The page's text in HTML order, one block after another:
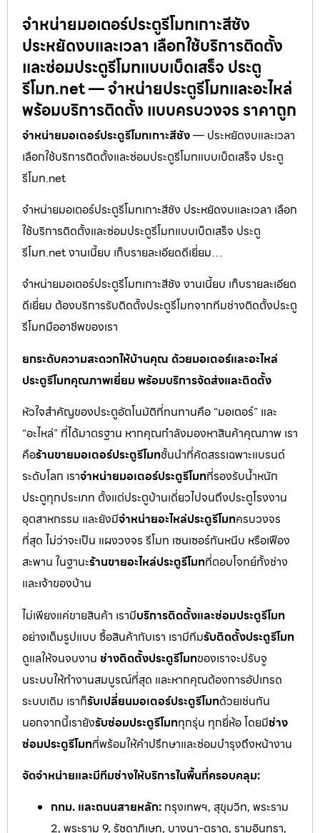
จำหน่ายมอเตอร์ประตูรีโมทเกาะสีชัง
ประหยัดงบและเวลา เลือกใช้บริการติดตั้ง
และซ่อมประตูรีโมทแบบเบ็ดเสร็จ ประตู
รีโมท.net — จำหน่ายประตูรีโมทและอะไหล่
พร้อมบริการติดตั้ง แบบครบวงจร ราคาถูก
จำหน่ายมอเตอร์ประตูรีโมทเกาะสีชัง— ประหยัดงบและเวลา
เลือกใช้บริการติดตั้งและซ่อมประตูรีโมทแบบเบ็ดเสร็จ ประตู
รีโมท.net
จำหน่ายมอเตอร์ประตูรีโมทเกาะสีชัง ประหยัดงบและเวลา เลือก
ใช้บริการติดตั้งและซ่อมประตูรีโมทแบบเบ็ดเสร็จ ประตู
รีโมท.net งานเนี้ยบ เก็บรายละเอียดดีเยี่ยม…
จำหน่ายมอเตอร์ประตูรีโมทเกาะสีชัง งานเนี้ยบ เก็บรายละเอียด
ดีเยี่ยม ต้องบริการรับติดตั้งประตูรีโมทจากทีมช่างติดตั้งประตู
รีโมทมืออาชีพของเรา
ยกระดับความสะดวกให้บ้านคุณ ด้วยมอเตอร์และอะไหล่
ประตูรีโมทคุณภาพเยี่ยม พร้อมบริการจัดส่งและติดตั้ง
หัวใจสำคัญของประตูอัตโนมัติที่ทนทานคือ “มอเตอร์” และ
“อะไหล่” ที่ได้มาตรฐาน หากคุณกำลังมองหาสินค้าคุณภาพ เรา
คือร้านขายมอเตอร์ประตูรีโมทชั้นนำที่คัดสรรเฉพาะแบรนด์
ระดับโลก เราจำหน่ายมอเตอร์ประตูรีโมทที่รองรับน้ำหนัก
ประตูทุกประเภท ตั้งแต่ประตูบ้านเดี่ยวไปจนถึงประตูโรงงาน
อุตสาหกรรม และยังมีจำหน่ายอะไหล่ประตูรีโมทครบวงจร
ที่สุด ไม่ว่าจะเป็น แผงวงจร รีโมท เซนเซอร์กันหนีบ หรือเฟือง
สะพาน ในฐานะร้านขายอะไหล่ประตูรีโมทที่ตอบโจทย์ทั้งช่าง
และเจ้าของบ้าน
ไม่เพียงแค่ขายสินค้า เรามีบริการติดตั้งและซ่อมประตูรีโมท
อย่างเต็มรูปแบบ ซื้อสินค้ากับเรา เรามีทีมรับติดตั้งประตูรีโมท
ดูแลให้จนจบงาน ช่างติดตั้งประตูรีโมทของเราจะปรับจู
นระบบให้ทำงานสมบูรณ์ที่สุด และหากคุณต้องการอัปเกรด
ระบบเดิม เราก็รับเปลี่ยนมอเตอร์ประตูรีโมทด้วยเช่นกัน
นอกจากนี้เรายังรับซ่อมประตูรีโมททุกรุ่น ทุกยี่ห้อ โดยมีช่าง
ซ่อมประตูรีโมทที่พร้อมให้คำปรึกษาและซ่อมบำรุงถึงหน้างาน
จัดจำหน่ายและมีทีมช่างให้บริการในพื้นที่ครอบคลุม:
กทม. และถนนสายหลัก: กรุงเทพฯ, สุขุมวิท, พระราม
2, พระราม 9, รัชดาภิเษก, บางนา-ตราด, รามอินทรา,